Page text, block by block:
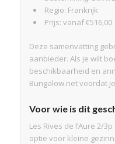
Regio: Frankrijk
Prijs: vanaf €516,00
Deze samenvatting
aanbieder. Als je wilt
beschikbaarheid en
Bungalow.net voordat
Voor wie is dit
Les Rives de l’Aure 2/
optie voor kleine